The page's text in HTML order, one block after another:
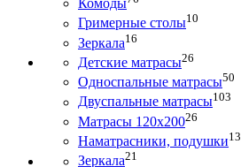
Комоды
Гримерные столы10
Зеркала16
Детские матрасы26
Односпальные матрасы50
Двуспальные матрасы103
Матрасы 120х20026
Наматрасники, подушки13
Зеркала21